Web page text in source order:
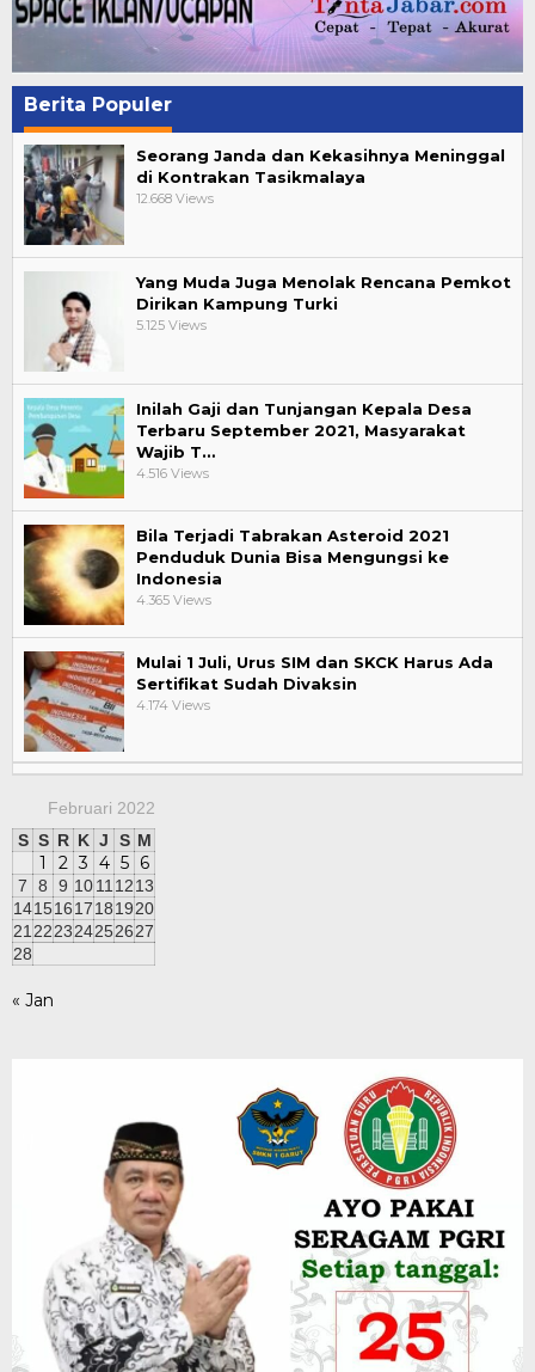
Berita Populer
Seorang Janda dan Kekasihnya Meninggal
di Kontrakan Tasikmalaya
12.668 Views
Yang Muda Juga Menolak Rencana Pemkot
Dirikan Kampung Turki
5.125 Views
Inilah Gaji dan Tunjangan Kepala Desa
Terbaru September 2021, Masyarakat
Wajib T…
4.516 Views
Bila Terjadi Tabrakan Asteroid 2021
Penduduk Dunia Bisa Mengungsi ke
Indonesia
4.365 Views
Mulai 1 Juli, Urus SIM dan SKCK Harus Ada
Sertifikat Sudah Divaksin
4.174 Views
Februari 2022
S S R K J S M
1 2 3 4 5 6
7 8 9 1011 1213
14151617181920
21 222324252627
28
« Jan